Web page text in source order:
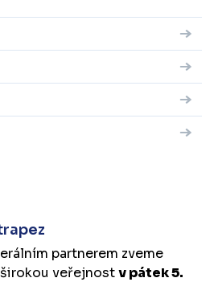
partnerem zveme
veřejnostv pátek 5.